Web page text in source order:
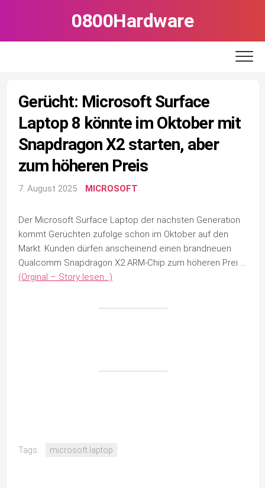
0800Hardware
Gerücht: Microsoft Surface
Laptop 8 könnte im Oktober mit
Snapdragon X2 starten, aber
zum höheren Preis
7. August 2025 MICROSOFT
Der Microsoft Surface Laptop der nächsten Generation
kommt Gerüchten zufolge schon im Oktober auf den
Markt. Kunden dürfen anscheinend einen brandneuen
Qualcomm Snapdragon X2 ARM-Chip zum höheren Prei …
(Orginal – Story lesen…)
Tags: microsoft laptop